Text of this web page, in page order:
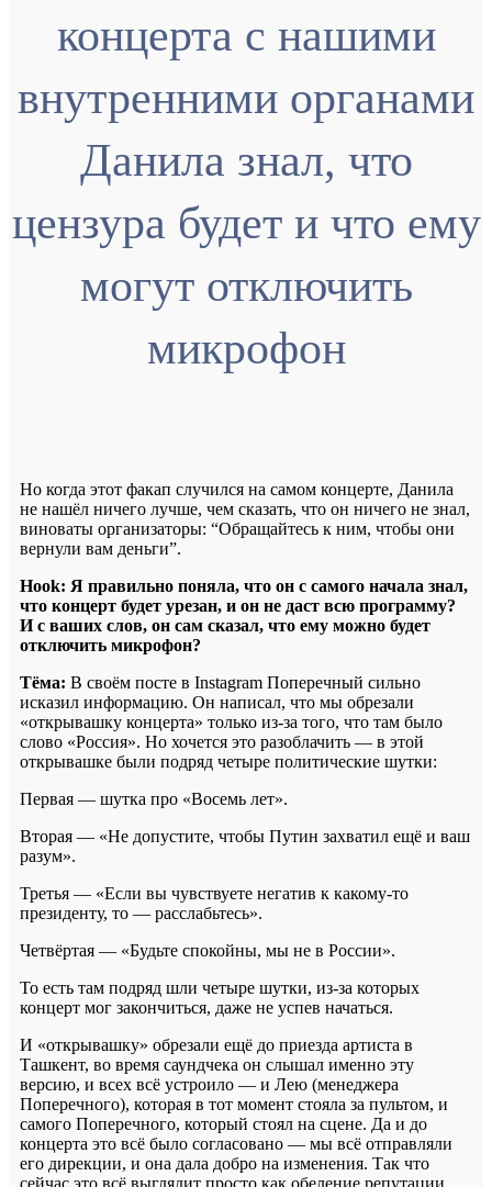
концерта с нашими
внутренними органами
Данила знал, что
цензура будет и что ему
могут отключить
микрофон
Но когда этот факап случился на самом концерте, Данила
не нашёл ничего лучше, чем сказать, что он ничего не знал,
виноваты организаторы: “Обращайтесь к ним, чтобы они
вернули вам деньги”.
Hook: Я правильно поняла, что он с самого начала знал,
что концерт будет урезан, и он не даст всю программу?
И с ваших слов, он сам сказал, что ему можно будет
отключить микрофон?
Тёма: В своём посте в Instagram Поперечный сильно
исказил информацию. Он написал, что мы обрезали
«открывашку концерта» только из-за того, что там было
слово «Россия». Но хочется это разоблачить — в этой
открывашке были подряд четыре политические шутки:
Первая — шутка про «Восемь лет».
Вторая — «Не допустите, чтобы Путин захватил ещё и ваш
разум».
Третья — «Если вы чувствуете негатив к какому-то
президенту, то — расслабьтесь».
Четвёртая — «Будьте спокойны, мы не в России».
То есть там подряд шли четыре шутки, из-за которых
концерт мог закончиться, даже не успев начаться.
И «открывашку» обрезали ещё до приезда артиста в
Ташкент, во время саундчека он слышал именно эту
версию, и всех всё устроило — и Лею (менеджера
Поперечного), которая в тот момент стояла за пультом, и
самого Поперечного, который стоял на сцене. Да и до
концерта это всё было согласовано — мы всё отправляли
его дирекции, и она дала добро на изменения. Так что
сейчас это всё выглядит просто как обеление репутации